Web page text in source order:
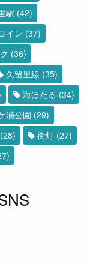
駅 (42)
イン (37)
(36)
久留里線 (35)
海ほたる (34)
浦公園 (29)
(28) 街灯(27)